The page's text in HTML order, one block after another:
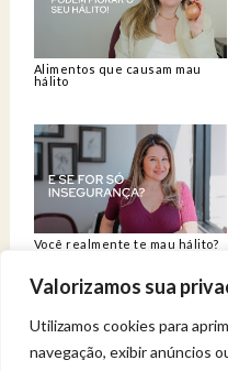
Valorizamos sua
Utilizamos cookies para
navegação, exibir anúncios
Alimentos que causam mau
hálito
Você realmente te mau hálito?
Venha viver uma
Entregue a sua saúde